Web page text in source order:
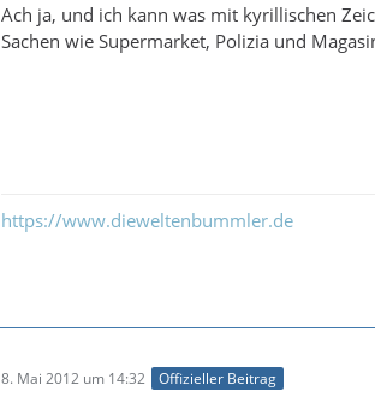
Ach ja, und ich kann was mit kyrillischen
Sachen wie Supermarket, Polizia und
https://www.dieweltenbummler.de
8. Mai 2012 um 14:32 Offizieller Beitrag